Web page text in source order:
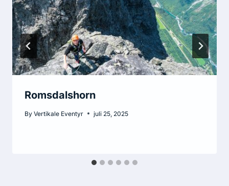
Romsdalshorn
By Vertikale Eventyr juli 25, 2025